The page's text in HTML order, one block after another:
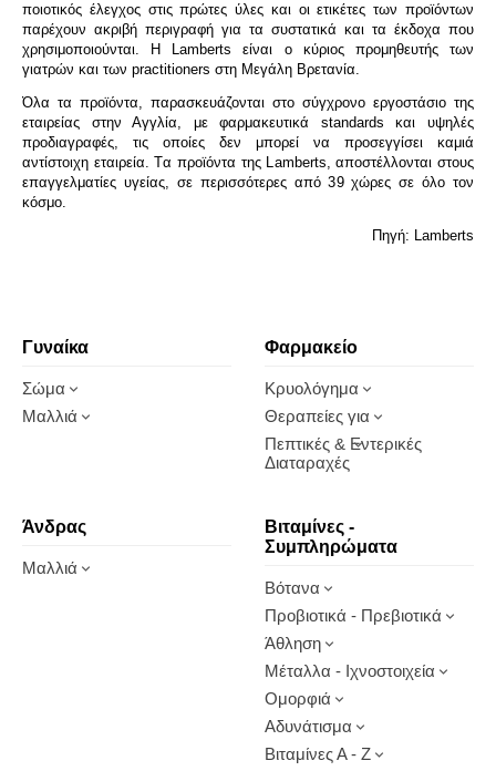
ποιοτικός έλεγχος στις πρώτες ύλες και οι ετικέτες των προϊόντων
παρέχουν ακριβή περιγραφή για τα συστατικά και τα έκδοχα που
χρησιμοποιούνται. Η Lamberts είναι ο κύριος προμηθευτής των
γιατρών και των practitioners στη Μεγάλη Βρετανία.
Όλα τα προϊόντα, παρασκευάζονται στο σύγχρονο εργοστάσιο της
εταιρείας στην Αγγλία, με φαρμακευτικά standards και υψηλές
προδιαγραφές, τις οποίες δεν μπορεί να προσεγγίσει καμιά
αντίστοιχη εταιρεία. Tα προϊόντα της Lamberts, αποστέλλονται στους
επαγγελματίες υγείας, σε περισσότερες από 39 χώρες σε όλο τον
κόσμο.
Πηγή: Lamberts
Γυναίκα
Σώμα
Μαλλιά
Φαρμακείο
Κρυολόγημα
Θεραπείες για
Πεπτικές & Εντερικές
Διαταραχές
Άνδρας
Μαλλιά
Βιταμίνες -
Συμπληρώματα
Βότανα
Προβιοτικά - Πρεβιοτικά
Άθληση
Μέταλλα - Ιχνοστοιχεία
Ομορφιά
Αδυνάτισμα
Βιταμίνες Α - Ζ